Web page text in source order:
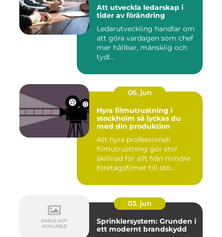
Att utveckla ledarskap i
tider av förändring
Ledarutveckling handlar om
att göra vardagen som chef
mer hållbar, mänsklig och
tydl...
06. jun
Hyra filmutrustning i
stockholm så lyckas du
med din produktion
Att hyra professionell
filmutrustning gör stor
skillnad för allt från mindre
företagsfilmer till stö...
03. jun
Sprinklersystem: Grunden i
ett modernt brandskydd